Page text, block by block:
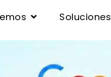
Soluciones